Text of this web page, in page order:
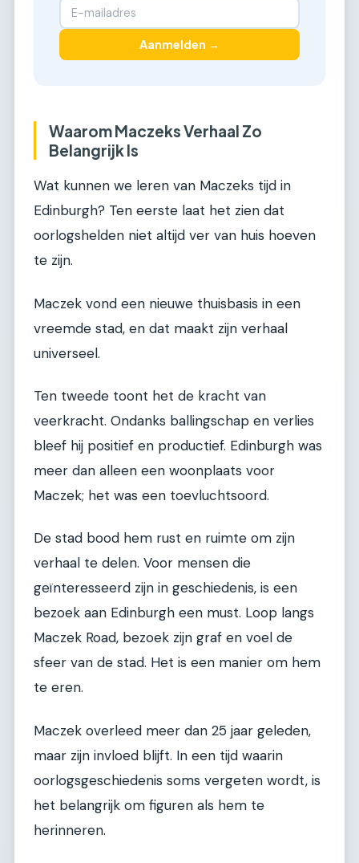
Aanmelden →
Waarom Maczeks Verhaal Zo
Belangrijk Is
Wat kunnen we leren van Maczeks tijd in
Edinburgh? Ten eerste laat het zien dat
oorlogshelden niet altijd ver van huis hoeven
te zijn.
Maczek vond een nieuwe thuisbasis in een
vreemde stad, en dat maakt zijn verhaal
universeel.
Ten tweede toont het de kracht van
veerkracht. Ondanks ballingschap en verlies
bleef hij positief en productief. Edinburgh was
meer dan alleen een woonplaats voor
Maczek; het was een toevluchtsoord.
De stad bood hem rust en ruimte om zijn
verhaal te delen. Voor mensen die
geïnteresseerd zijn in geschiedenis, is een
bezoek aan Edinburgh een must. Loop langs
Maczek Road, bezoek zijn graf en voel de
sfeer van de stad. Het is een manier om hem
te eren.
Maczek overleed meer dan 25 jaar geleden,
maar zijn invloed blijft. In een tijd waarin
oorlogsgeschiedenis soms vergeten wordt, is
het belangrijk om figuren als hem te
herinneren.